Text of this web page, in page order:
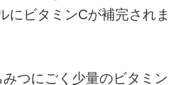
にビタミンCが補完されま
つにごく少量のビタミン